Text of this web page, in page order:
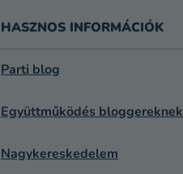
S
E
E
E
HASZNOS INFORMÁCIÓK
Parti blog
Együttműködés bloggereknek
Nagykereskedelem